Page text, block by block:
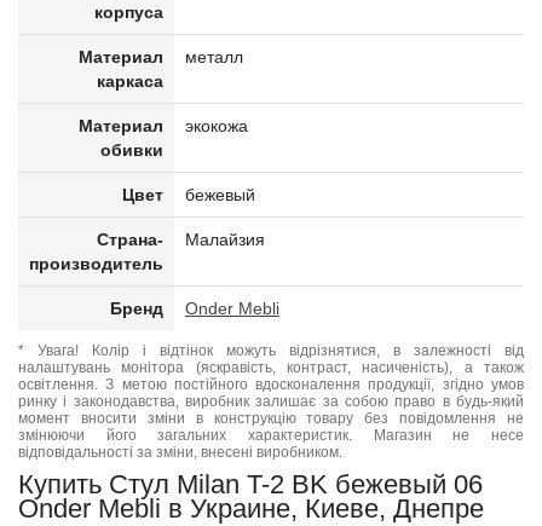
корпуса
Материал
каркаса
металл
Материал
обивки
экокожа
Цвет бежевый
Страна-
производитель
Малайзия
Бренд Onder Mebli
* Увага! Колір і відтінок можуть відрізнятися, в залежності від
налаштувань монітора (яскравість, контраст, насиченість), а також
освітлення. З метою постійного вдосконалення продукції, згідно умов
ринку і законодавства, виробник залишає за собою право в будь-який
момент вносити зміни в конструкцію товару без повідомлення не
змінюючи його загальних характеристик. Магазин не несе
відповідальності за зміни, внесені виробником.
Купить Стул Milan T-2 BK бежевый 06
Onder Mebli в Украине, Киеве, Днепре